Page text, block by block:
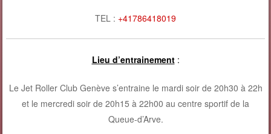
TEL : +41786418019
Lieu d’entrainement:
Le Jet Roller Club Genève s’entraine le mardi soir de 20h30 à 22h
et le mercredi soir de 20h15 à 22h00 au centre sportif de la
Queue-d’Arve.